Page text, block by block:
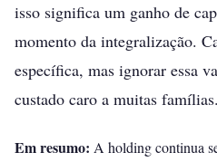
isso significa um ganho de
momento da integralização.
específica, mas ignorar essa
custado caro a muitas famílias.
Em resumo: A holding continua